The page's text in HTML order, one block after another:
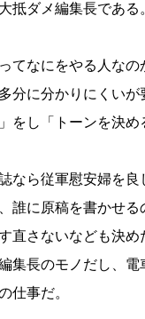
抵ダメ編集長であ
てなにをやる人なの
分に分かりにくい
をし「トーンを決め
なら従軍慰安婦を良
誰に原稿を書かせ
直さないなども決め
集長のモノだし、電
仕事だ。